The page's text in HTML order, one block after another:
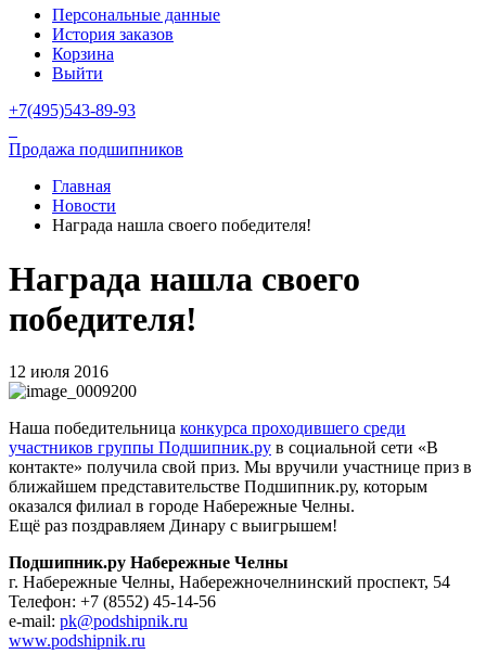
Персональные данные
История заказов
Корзина
Выйти
+7(495)543-89-93
Продажа подшипников
Главная
Новости
Награда нашла своего победителя!
Награда нашла своего
победителя!
12 июля 2016
Наша победительница конкурса проходившего среди
участников группы Подшипник.ру в социальной сети «В
контакте» получила свой приз. Мы вручили участнице приз в
ближайшем представительстве Подшипник.ру, которым
оказался филиал в городе Набережные Челны.
Ещё раз поздравляем Динару с выигрышем!
Подшипник.ру Набережные Челны
г. Набережные Челны, Набережночелнинский проспект, 54
Телефон: +7 (8552) 45-14-56
е-mail: pk@podshipnik.ru
www.podshipnik.ru